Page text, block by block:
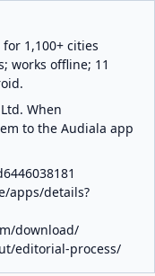
1,100+ cities
works offline; 11
When
to the Audiala app
apps/details?
download/
editorial-process/